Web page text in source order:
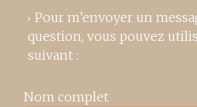
Pour m’envoyer un
question, vous pouvez
suivant :
Nom complet